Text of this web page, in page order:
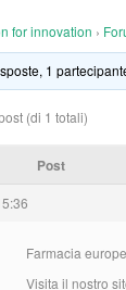
for innovation ›
1
(di 1 totali)
Post
Farmacia
Visita il nostro